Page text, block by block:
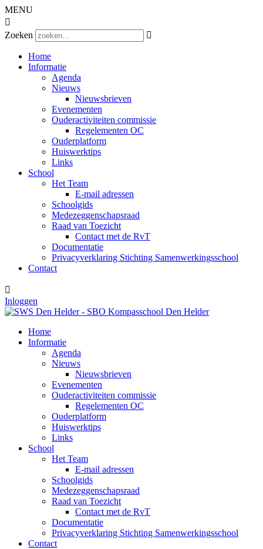
MENU

Zoeken

Home
Informatie
Agenda
Nieuws
Nieuwsbrieven
Evenementen
Ouderactiviteiten commissie
Regelementen OC
Ouderplatform
Huiswerktips
Links
School
Het Team
E-mail adressen
Schoolgids
Medezeggenschapsraad
Raad van Toezicht
Contact met de RvT
Documentatie
Privacyverklaring Stichting Samenwerkingsschool
Contact

Inloggen
Home
Informatie
Agenda
Nieuws
Nieuwsbrieven
Evenementen
Ouderactiviteiten commissie
Regelementen OC
Ouderplatform
Huiswerktips
Links
School
Het Team
E-mail adressen
Schoolgids
Medezeggenschapsraad
Raad van Toezicht
Contact met de RvT
Documentatie
Privacyverklaring Stichting Samenwerkingsschool
Contact